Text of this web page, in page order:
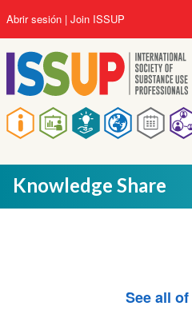
al
contenido
principal
Main
navigation
User
account
menu
Abrir sesión Join ISSUP
Knowledge Share
See all